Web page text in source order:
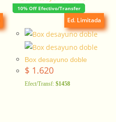
10% Off Efectivo/Transfer
Ed. Limitada
Box desayuno doble
$ 1.620
Efect/Transf: $1458